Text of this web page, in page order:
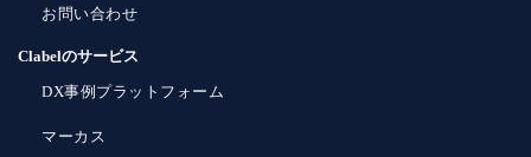
お問い合わせ
Clabelのサービス
DX事例プラットフォーム
マーカス